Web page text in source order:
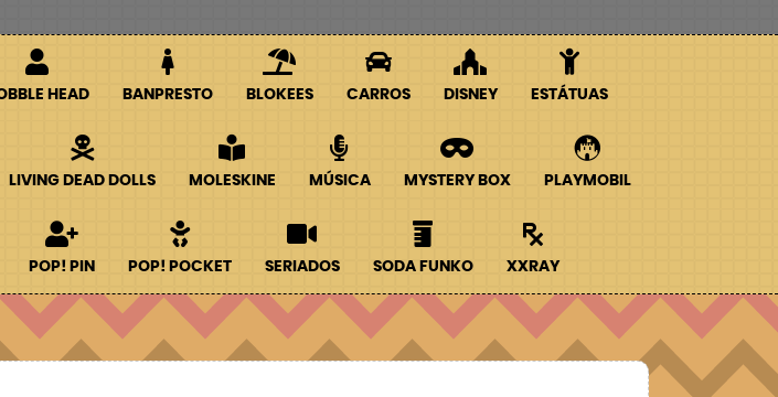
HEAD BANPRESTO BLOKEES CARROS DISNEY ESTÁTUAS
LIVING DEAD DOLLS MOLESKINE MÚSICA MYSTERY BOX PLAYMOBIL
POP! PIN POP! POCKET SERIADOS SODA FUNKO XXRAY